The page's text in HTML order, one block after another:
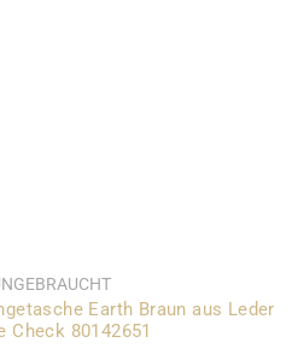
Earth Braun aus Leder
Check 80142651